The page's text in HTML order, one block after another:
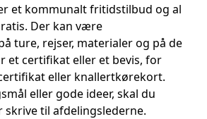
et kommunalt fritidstilbud og al
Der kan være
ture, rejser, materialer og på de
et certifikat eller et bevis, for
eller knallertkørekort.
eller gode ideer, skal du
skrive til afdelingslederne.